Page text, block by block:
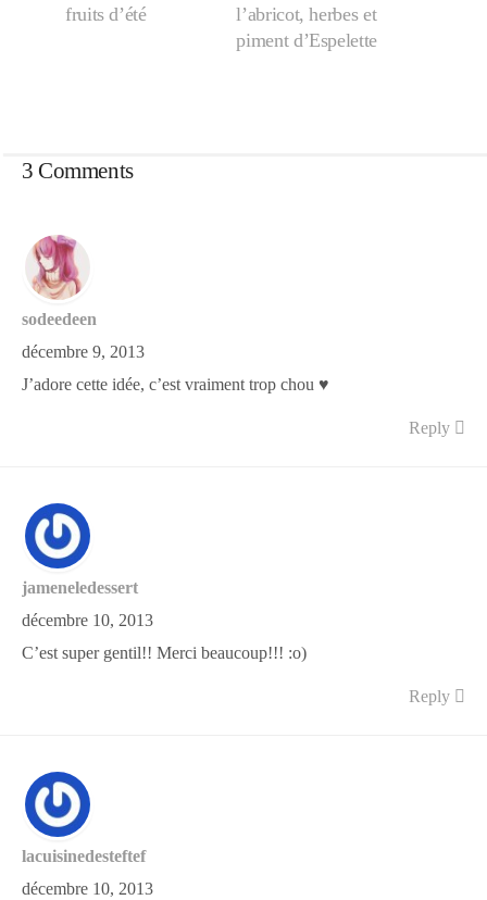
fruits d’été
l’abricot, herbes et
piment d’Espelette
3 Comments
sodeedeen
décembre 9, 2013
J’adore cette idée, c’est vraiment trop chou ♥
Reply
jameneledessert
décembre 10, 2013
C’est super gentil!! Merci beaucoup!!! :o)
Reply
lacuisinedesteftef
décembre 10, 2013